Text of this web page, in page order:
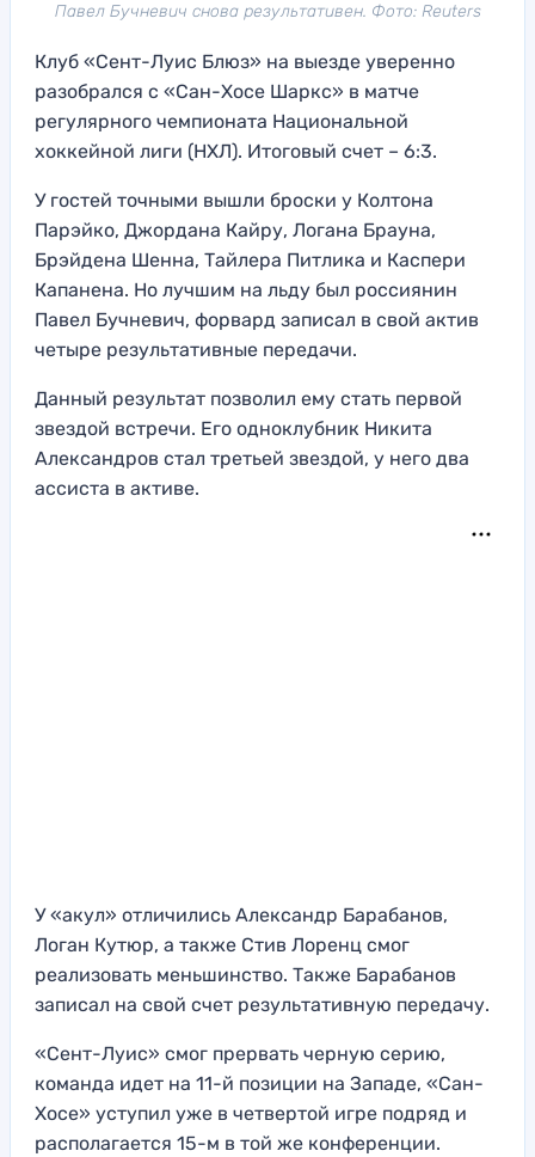
Павел Бучневич снова результативен. Фото: Reuters
Клуб «Сент-Луис Блюз» на выезде уверенно
разобрался с «Сан-Хосе Шаркс» в матче
регулярного чемпионата Национальной
хоккейной лиги (НХЛ). Итоговый счет – 6:3.
У гостей точными вышли броски у Колтона
Парэйко, Джордана Кайру, Логана Брауна,
Брэйдена Шенна, Тайлера Питлика и Каспери
Капанена. Но лучшим на льду был россиянин
Павел Бучневич, форвард записал в свой актив
четыре результативные передачи.
Данный результат позволил ему стать первой
звездой встречи. Его одноклубник Никита
Александров стал третьей звездой, у него два
ассиста в активе.
У «акул» отличились Александр Барабанов,
Логан Кутюр, а также Стив Лоренц смог
реализовать меньшинство. Также Барабанов
записал на свой счет результативную передачу.
«Сент-Луис» смог прервать черную серию,
команда идет на 11-й позиции на Западе, «Сан-
Хосе» уступил уже в четвертой игре подряд и
располагается 15-м в той же конференции.